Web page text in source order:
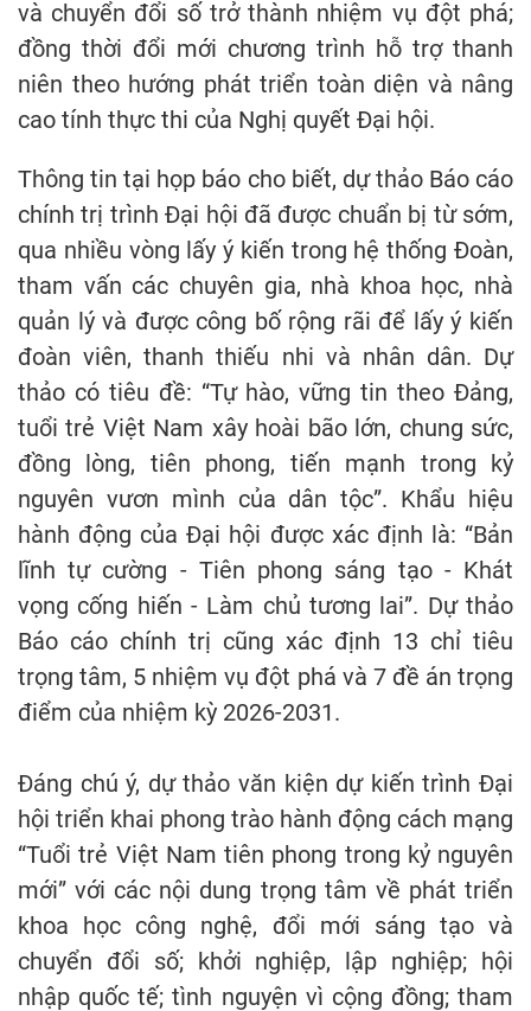
và chuyển đổi số trở thành nhiệm vụ đột phá;
đồng thời đổi mới chương trình hỗ trợ thanh
niên theo hướng phát triển toàn diện và nâng
cao tính thực thi của Nghị quyết Đại hội.
Thông tin tại họp báo cho biết, dự thảo Báo cáo
chính trị trình Đại hội đã được chuẩn bị từ sớm,
qua nhiều vòng lấy ý kiến trong hệ thống Đoàn,
tham vấn các chuyên gia, nhà khoa học, nhà
quản lý và được công bố rộng rãi để lấy ý kiến
đoàn viên, thanh thiếu nhi và nhân dân. Dự
thảo có tiêu đề: “Tự hào, vững tin theo Đảng,
tuổi trẻ Việt Nam xây hoài bão lớn, chung sức,
đồng lòng, tiên phong, tiến mạnh trong kỷ
nguyên vươn mình của dân tộc”. Khẩu hiệu
hành động của Đại hội được xác định là: “Bản
lĩnh tự cường - Tiên phong sáng tạo - Khát
vọng cống hiến - Làm chủ tương lai”. Dự thảo
Báo cáo chính trị cũng xác định 13 chỉ tiêu
trọng tâm, 5 nhiệm vụ đột phá và 7 đề án trọng
điểm của nhiệm kỳ 2026-2031.
Đáng chú ý, dự thảo văn kiện dự kiến trình Đại
hội triển khai phong trào hành động cách mạng
“Tuổi trẻ Việt Nam tiên phong trong kỷ nguyên
mới” với các nội dung trọng tâm về phát triển
khoa học công nghệ, đổi mới sáng tạo và
chuyển đổi số; khởi nghiệp, lập nghiệp; hội
nhập quốc tế; tình nguyện vì cộng đồng; tham